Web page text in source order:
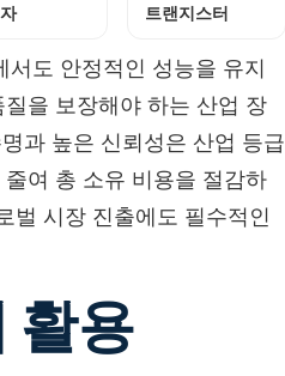
트랜지스터
도 안정적인 성능을 유지
을 보장해야 하는 산업 장
과 높은 신뢰성은 산업 등급
여 총 소유 비용을 절감하
벌 시장 진출에도 필수적인
활용